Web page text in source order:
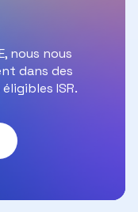
nous nous
dans des
ISR.